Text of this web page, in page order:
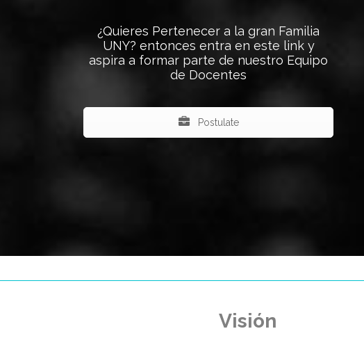
¿Quieres Pertenecer a la gran Familia
UNY? entonces entra en este link y
aspira a formar parte de nuestro Equipo
de Docentes
Postulate
Visión